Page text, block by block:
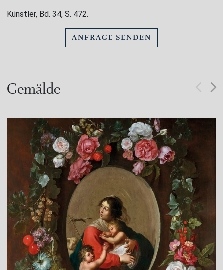
Künstler, Bd. 34, S. 472.
ANFRAGE SENDEN
Gemälde